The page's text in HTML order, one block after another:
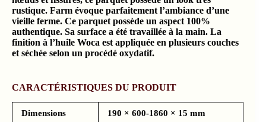
rustique. Farm évoque parfaitement l’ambiance d’une
vieille ferme. Ce parquet possède un aspect 100%
authentique. Sa surface a été travaillée à la main. La
finition à l’huile Woca est appliquée en plusieurs couches
et séchée selon un procédé oxydatif.
CARACTÉRISTIQUES DU PRODUIT
Dimensions 190 × 600-1860 × 15 mm